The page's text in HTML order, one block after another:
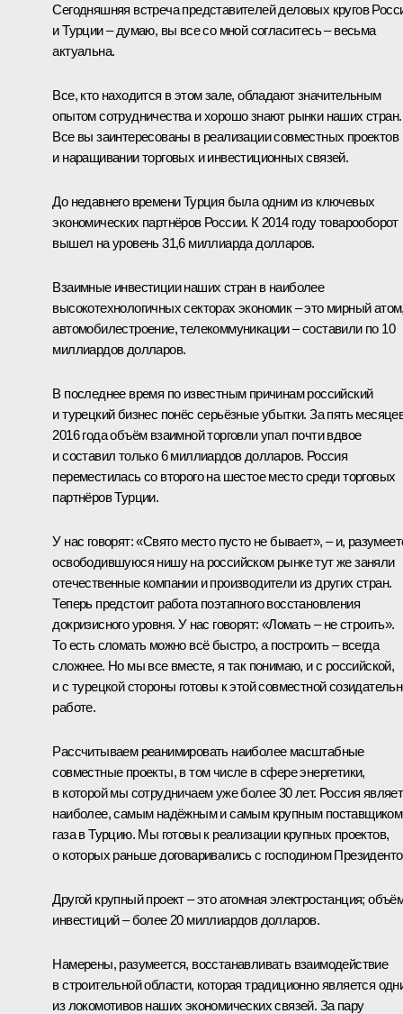
Сегодняшняя встреча представителей деловых кругов
и Турции – думаю, вы все со мной согласитесь – весьма
актуальна.
Все, кто находится в этом зале, обладают значительным
опытом сотрудничества и хорошо знают рынки наших стран.
Все вы заинтересованы в реализации совместных проектов
и наращивании торговых и инвестиционных связей.
До недавнего времени Турция была одним из ключевых
экономических партнёров России. К 2014 году товарооборот
вышел на уровень 31,6 миллиарда долларов.
Взаимные инвестиции наших стран в наиболее
высокотехнологичных секторах экономик – это мирный
автомобилестроение, телекоммуникации – составили по 10
миллиардов долларов.
В последнее время по известным причинам российский
и турецкий бизнес понёс серьёзные убытки. За пять
2016 года объём взаимной торговли упал почти вдвое
и составил только 6 миллиардов долларов. Россия
переместилась со второго на шестое место среди торговых
партнёров Турции.
У нас говорят: «Свято место пусто не бывает», – и,
освободившуюся нишу на российском рынке тут же заняли
отечественные компании и производители из других стран.
Теперь предстоит работа поэтапного восстановления
докризисного уровня. У нас говорят: «Ломать – не строить».
То есть сломать можно всё быстро, а построить – всегда
сложнее. Но мы все вместе, я так понимаю, и с российской,
и с турецкой стороны готовы к этой совместной
работе.
Рассчитываем реанимировать наиболее масштабные
совместные проекты, в том числе в сфере энергетики,
в которой мы сотрудничаем уже более 30 лет. Россия
наиболее, самым надёжным и самым крупным поставщиком
газа в Турцию. Мы готовы к реализации крупных проектов,
о которых раньше договаривались с господином
Другой крупный проект – это атомная электростанция;
инвестиций – более 20 миллиардов долларов.
Намерены, разумеется, восстанавливать взаимодействие
в строительной области, которая традиционно является
из локомотивов наших экономических связей. За пару